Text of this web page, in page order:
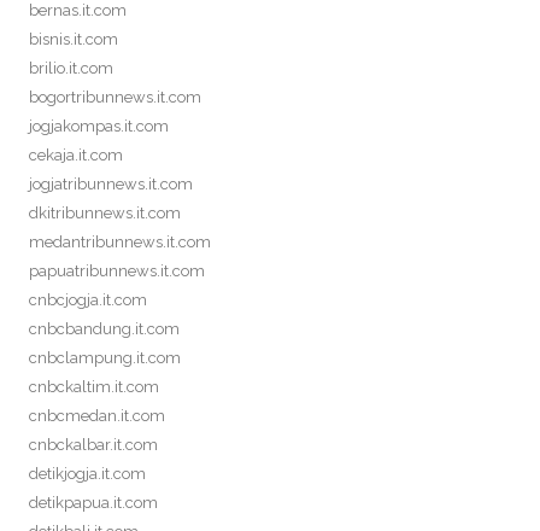
bernas.it.com
bisnis.it.com
brilio.it.com
bogortribunnews.it.com
jogjakompas.it.com
cekaja.it.com
jogjatribunnews.it.com
dkitribunnews.it.com
medantribunnews.it.com
papuatribunnews.it.com
cnbcjogja.it.com
cnbcbandung.it.com
cnbclampung.it.com
cnbckaltim.it.com
cnbcmedan.it.com
cnbckalbar.it.com
detikjogja.it.com
detikpapua.it.com